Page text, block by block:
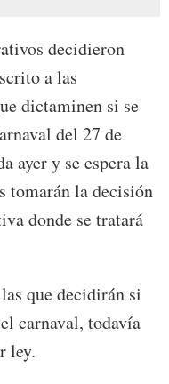
decidieron
a las
dictaminen si se
del 27 de
ayer y se espera la
tomarán la decisión
donde se tratará
que decidirán si
carnaval, todavía
ley.